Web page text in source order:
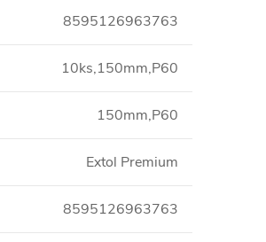
8595126963763
10ks,150mm,P60
150mm,P60
Extol Premium
8595126963763